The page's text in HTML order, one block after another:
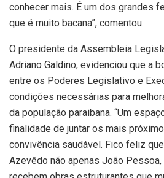
conhecer mais. É um dos grandes
que é muito bacana”, comentou.
O presidente da Assembleia
Adriano Galdino, evidenciou que a
entre os Poderes Legislativo e
condições necessárias para
da população paraibana. “Um
finalidade de juntar os mais
convivência saudável. Fico feliz
Azevêdo não apenas João